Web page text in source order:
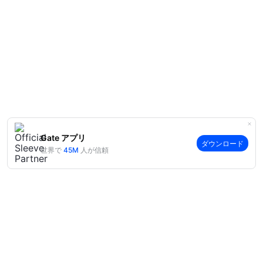
Gate アプリ
世界で 45M 人が信頼
ダウンロード